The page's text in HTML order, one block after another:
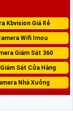
Kbvision Giá Rẻ
Wifi Imou
Giám Sát 360
Sát Cửa Hàng
Nhà Xưởng